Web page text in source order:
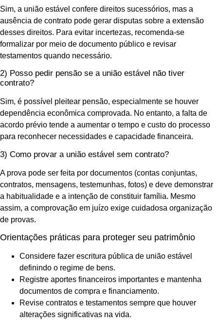
Sim, a união estável confere direitos sucessórios, mas a
ausência de contrato pode gerar disputas sobre a extensão
desses direitos. Para evitar incertezas, recomenda-se
formalizar por meio de documento público e revisar
testamentos quando necessário.
2) Posso pedir pensão se a união estável não tiver
contrato?
Sim, é possível pleitear pensão, especialmente se houver
dependência econômica comprovada. No entanto, a falta de
acordo prévio tende a aumentar o tempo e custo do processo
para reconhecer necessidades e capacidade financeira.
3) Como provar a união estável sem contrato?
A prova pode ser feita por documentos (contas conjuntas,
contratos, mensagens, testemunhas, fotos) e deve demonstrar
a habitualidade e a intenção de constituir família. Mesmo
assim, a comprovação em juízo exige cuidadosa organização
de provas.
Orientações práticas para proteger seu patrimônio
Considere fazer escritura pública de união estável
definindo o regime de bens.
Registre aportes financeiros importantes e mantenha
documentos de compra e financiamento.
Revise contratos e testamentos sempre que houver
alterações significativas na vida.